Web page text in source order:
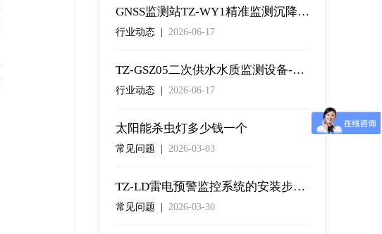
GNSS监测站TZ-WY1精准监测沉降位移数据
行业动态 |2026-06-17
TZ-GSZ05二次供水水质监测设备-水质监测设备
行业动态 |2026-06-17
太阳能杀虫灯多少钱一个
常见问题 |2026-03-03
TZ-LD雷电预警监控系统的安装步骤介绍
常见问题 |2026-03-30